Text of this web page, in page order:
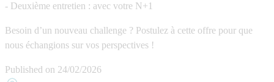
- Deuxième entretien : avec votre N+1
Besoin d’un nouveau challenge ? Postulez à cette offre pour que
nous échangions sur vos perspectives !
Published on 24/02/2026